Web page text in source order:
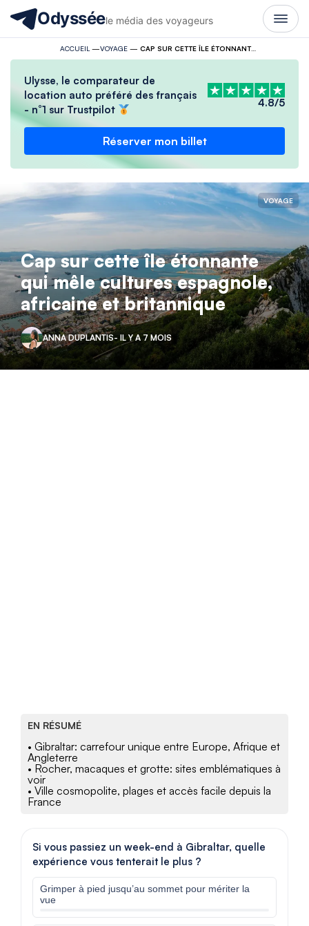
Odysséele média des voyageurs
ACCUEIL —VOYAGE— CAP SUR CETTE ÎLE ÉTONNANTE QUI MÊLE CULTURES ESPAGNOLE, AFRICAINE ET BRITANNIQUE
Ulysse, le comparateur de
location auto préféré des français
- n°1 sur Trustpilot
4.8/5
Réserver mon billet
VOYAGE
Cap sur cette île étonnante
qui mêle cultures espagnole,
africaine et britannique
ANNA DUPLANTIS- IL Y A 7 MOIS
EN RÉSUMÉ
• Gibraltar: carrefour unique entre Europe, Afrique et
Angleterre
• Rocher, macaques et grotte: sites emblématiques à
voir
• Ville cosmopolite, plages et accès facile depuis la
France
Si vous passiez un week-end à Gibraltar, quelle
expérience vous tenterait le plus ?
Grimper à pied jusqu’au sommet pour mériter la
vue